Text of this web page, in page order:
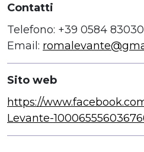
Contatti
Telefono: +39 0584 83030
Email:
Sito web
https://
Levante-